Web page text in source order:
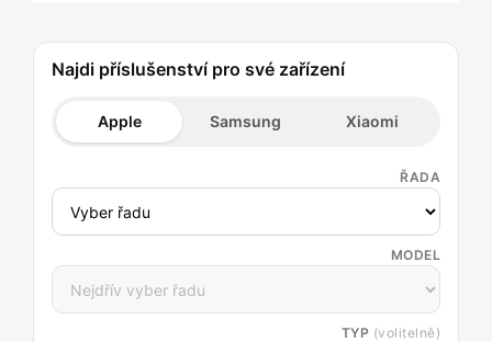
Najdi příslušenství pro své zařízení
Apple Samsung Xiaomi
ŘADA
MODEL
TYP (volitelně)